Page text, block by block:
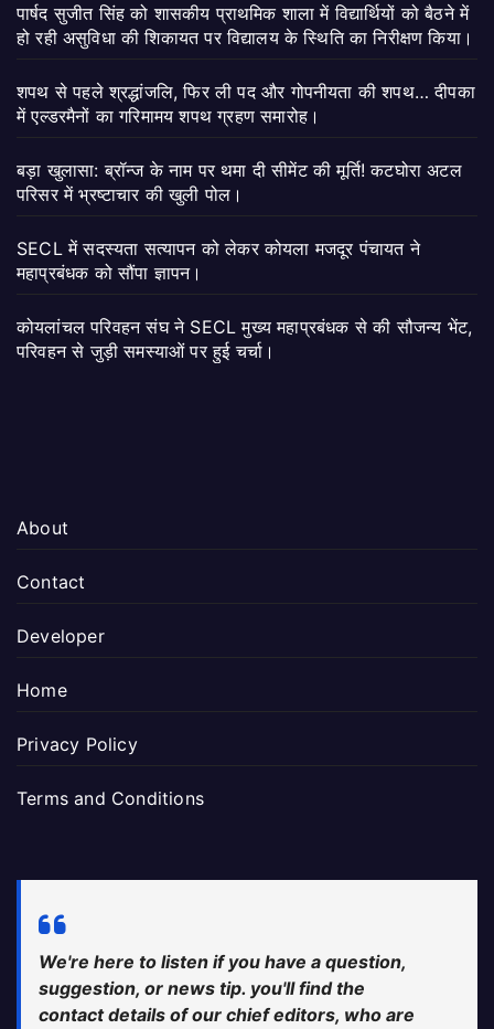
पार्षद सुजीत सिंह को शासकीय प्राथमिक शाला में विद्यार्थियों को बैठने में
हो रही असुविधा की शिकायत पर विद्यालय के स्थिति का निरीक्षण किया।
शपथ से पहले श्रद्धांजलि, फिर ली पद और गोपनीयता की शपथ… दीपका
में एल्डरमैनों का गरिमामय शपथ ग्रहण समारोह।
बड़ा खुलासा: ब्रॉन्ज के नाम पर थमा दी सीमेंट की मूर्ति! कटघोरा अटल
परिसर में भ्रष्टाचार की खुली पोल।
SECL में सदस्यता सत्यापन को लेकर कोयला मजदूर पंचायत ने
महाप्रबंधक को सौंपा ज्ञापन।
कोयलांचल परिवहन संघ ने SECL मुख्य महाप्रबंधक से की सौजन्य भेंट,
परिवहन से जुड़ी समस्याओं पर हुई चर्चा।
About
Contact
Developer
Home
Privacy Policy
Terms and Conditions
We're here to listen if you have a question,
suggestion, or news tip. you'll find the
contact details of our chief editors, who are